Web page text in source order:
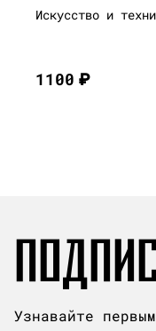
Искусство и
1100₽
Узнавайте